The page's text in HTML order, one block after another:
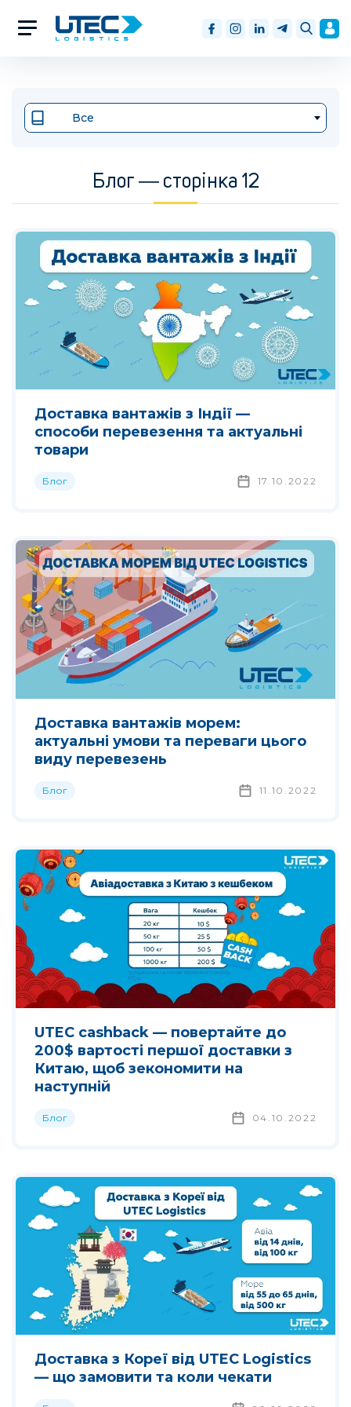
Все
Блог ― сторінка 12
Доставка вантажів з Індії —
способи перевезення та актуальні
товари
Блог 17.10.2022
Доставка вантажів морем:
актуальні умови та переваги цього
виду перевезень
Блог 11.10.2022
UTEC cashback — повертайте до
200$ вартості першої доставки з
Китаю, щоб зекономити на
наступній
Блог 04.10.2022
Доставка з Кореї від UTEC Logistics
— що замовити та коли чекати